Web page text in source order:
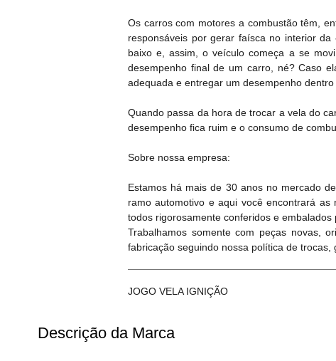
Os carros com motores a combustão têm,
responsáveis por gerar faísca no interior
baixo e, assim, o veículo começa a se
desempenho final de um carro, né? Caso
adequada e entregar um desempenho
Quando passa da hora de trocar a vela do
desempenho fica ruim e o consumo de
Sobre nossa empresa:
Estamos há mais de 30 anos no mercado
ramo automotivo e aqui você encontrará
todos rigorosamente conferidos e
Trabalhamos somente com peças novas,
fabricação seguindo nossa política de trocas,
JOGO VELA IGNIÇÃO
Descrição da Marca